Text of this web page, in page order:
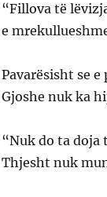
“Fillova të
e
Pavarësisht se
Gjoshe nuk ka
“Nuk do ta doja
Thjesht nuk